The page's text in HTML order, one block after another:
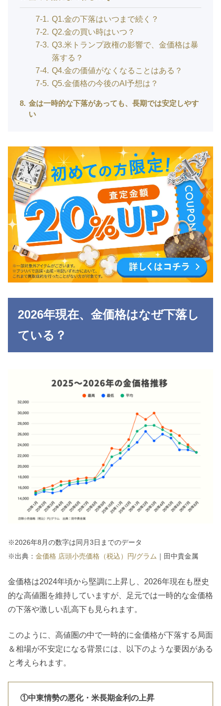
7-1
Q1.金の下落はいつまで続く？
7-2
Q2.金の買い時はいつ？
7-3 Q3.米トランプ政権の影響で、金価格は暴
落する？
7-4 Q4.金の価値がなくなることはある？
7-5 Q5.金価格の今後のAI予想は？
8 金は一時的な下落があっても、長期では安定しやす
い
2026年現在、金価格はなぜ下落し
ている？
※2026年8月の数字は同月3日までのデータ
※出典： 金価格 店頭小売価格（税込）円/グラム ｜田中貴金属
金価格は2024年頃から堅調に上昇し、2026年現在も歴史
的な高値圏を維持していますが、足元では一時的な金価格
の下落や激しい乱高下も見られます。
このように、高値圏の中で一時的に金価格が下落する局面
＆相場が不安定になる背景には、以下のような要因がある
と考えられます。
①中東情勢の悪化・米長期金利の上昇